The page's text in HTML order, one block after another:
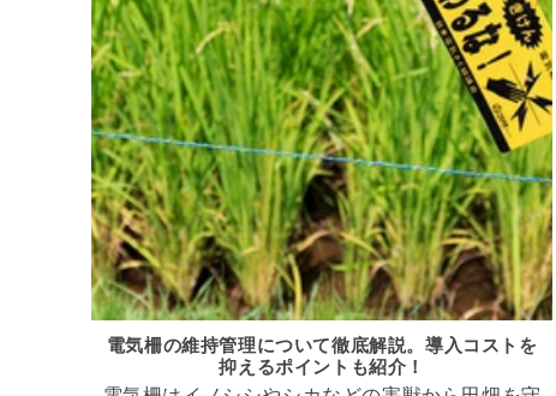
電気柵の維持管理について徹底解説。導入コストを
抑えるポイントも紹介！